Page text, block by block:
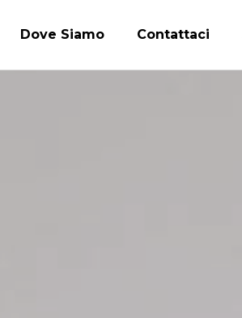
Dove Siamo Contattaci